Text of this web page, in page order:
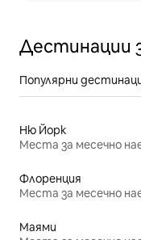
Дестинации
Популярни
Ню Йорк
Места за месечно
Флоренция
Места за месечно
Маями